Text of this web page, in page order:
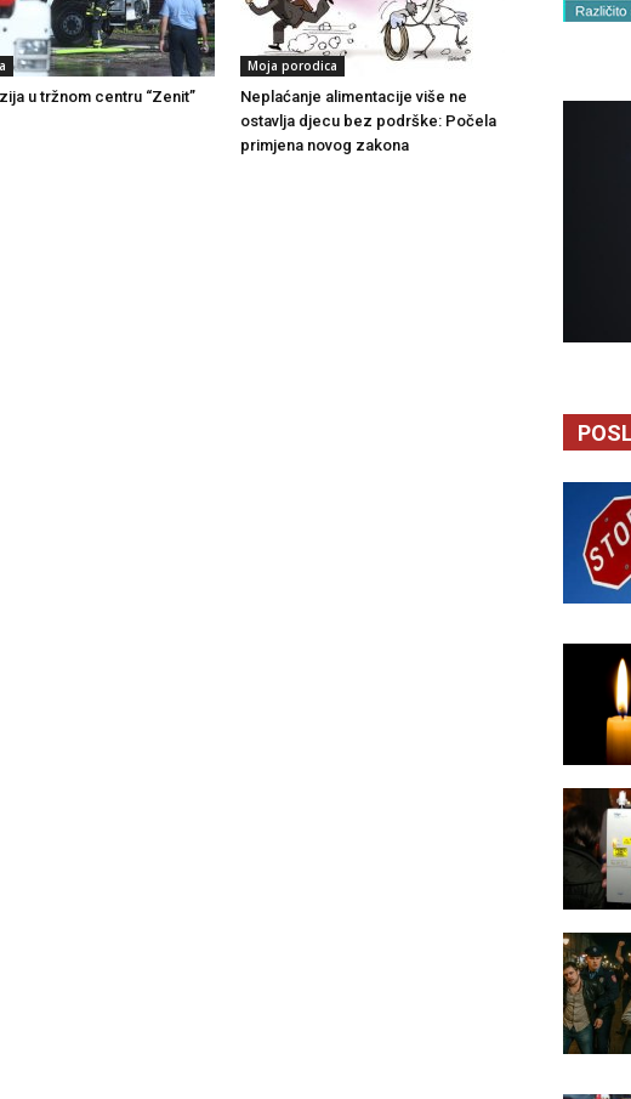
u tržnom centru “Zenit”
Moja porodica
Neplaćanje alimentacije više ne
ostavlja djecu bez podrške: Počela
primjena novog zakona